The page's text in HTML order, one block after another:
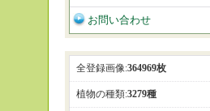
お問い合わせ
全登録画像:364969枚
植物の種類:3279種